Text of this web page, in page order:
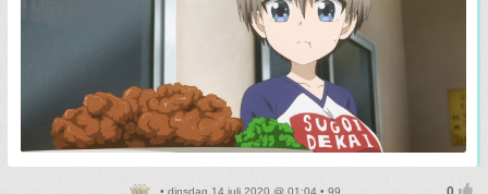
• dinsdag 14 juli 2020 @ 01:04 • 99